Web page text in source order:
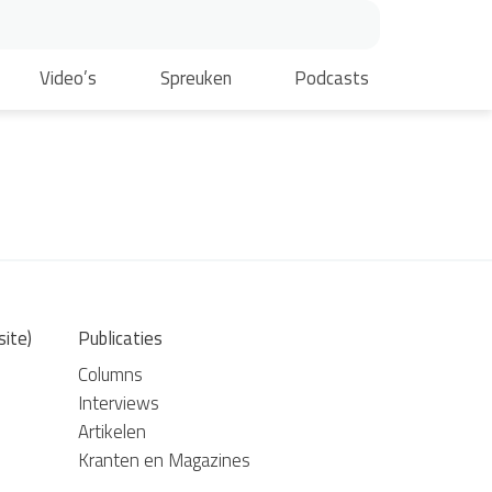
Video’s Spreuken Podcasts
Publicaties
Columns
Interviews
Artikelen
Kranten en Magazines